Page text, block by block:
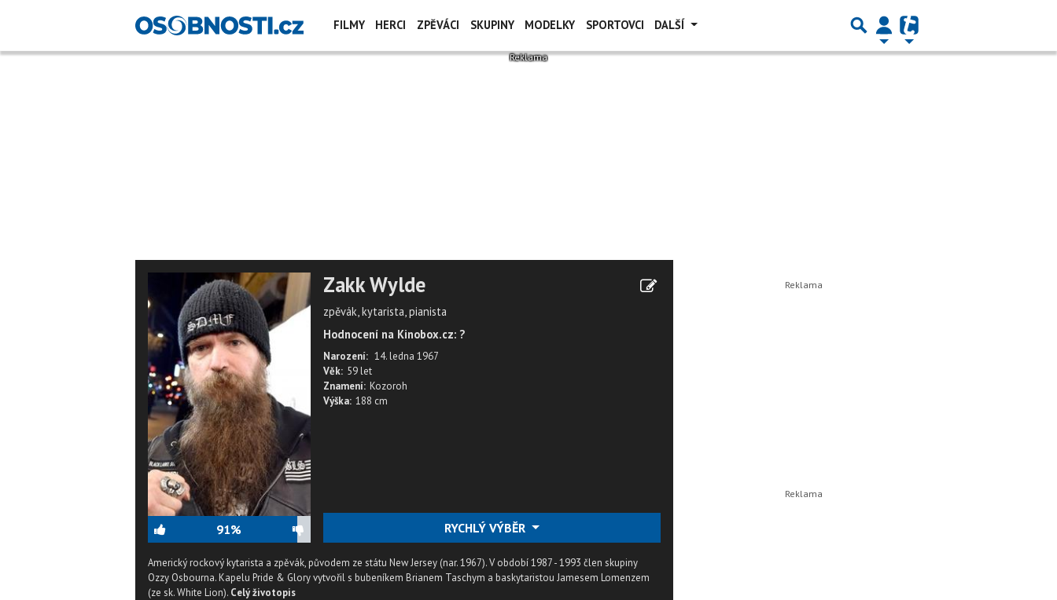
FILMY HERCI ZPĚVÁCI SKUPINY MODELKY SPORTOVCI DALŠÍ
91%
Zakk Wylde
zpěvák, kytarista, pianista
Hodnocení na Kinobox.cz: ?
Narození: 14. ledna 1967
Věk: 59 let
Znamení: Kozoroh
Výška: 188 cm
RYCHLÝ VÝBĚR
Americký rockový kytarista a zpěvák, původem ze státu New Jersey (nar. 1967). V období 1987 - 1993 člen skupiny
Ozzy Osbourna. Kapelu Pride & Glory vytvořil s bubeníkem Brianem Taschym a baskytaristou Jamesem Lomenzem
(ze sk. White Lion). Celý životopis